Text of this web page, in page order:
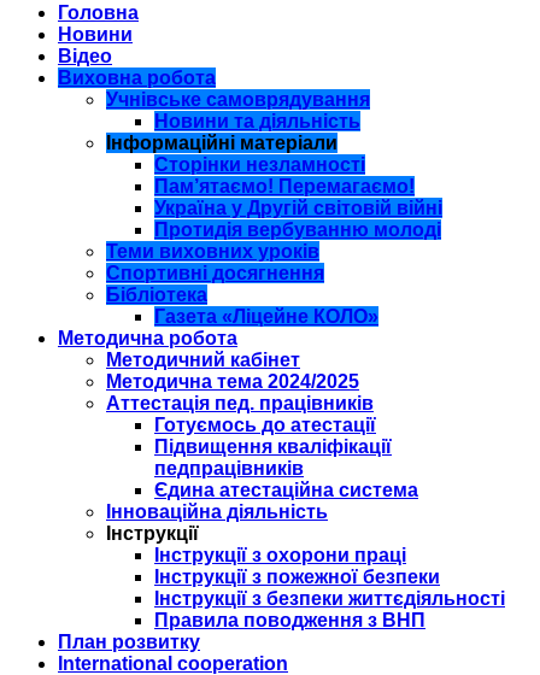
Головна
Новини
Відео
Виховна робота
Учнівське самоврядування
Новини та діяльність
Інформаційні матеріали
Сторінки незламності
Пам’ятаємо! Перемагаємо!
Україна у Другій світовій війні
Протидія вербуванню молоді
Теми виховних уроків
Спортивні досягнення
Бібліотека
Газета «Ліцейне КОЛО»
Методична робота
Методичний кабінет
Методична тема 2024/2025
Аттестація пед. працівників
Готуємось до атестації
Підвищення кваліфікації
педпрацівників
Єдина атестаційна система
Інноваційна діяльність
Інструкції
Інструкції з охорони праці
Інструкції з пожежної безпеки
Інструкції з безпеки життєдіяльності
Правила поводження з ВНП
План розвитку
International cooperation